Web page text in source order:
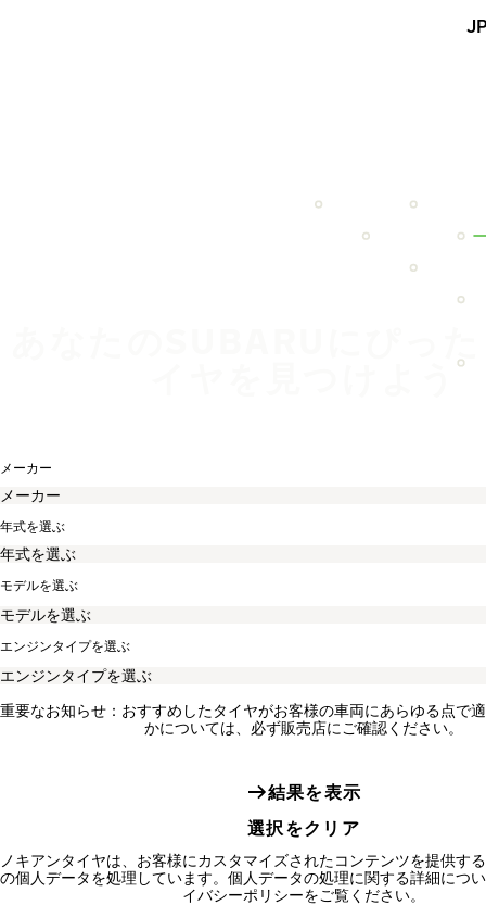
メーカー
年式を選ぶ
モデルを選ぶ
エンジンタイプを選ぶ
重要なお知らせ：おすすめしたタイヤがお客様の車両にあらゆる点で
かについては、必ず販売店にご確認ください。
結果を表示
選択をクリア
ノキアンタイヤは、お客様にカスタマイズされたコンテンツを提供す
の個人データを処理しています。個人データの処理に関する詳細につ
イバシーポリシーをご覧ください。